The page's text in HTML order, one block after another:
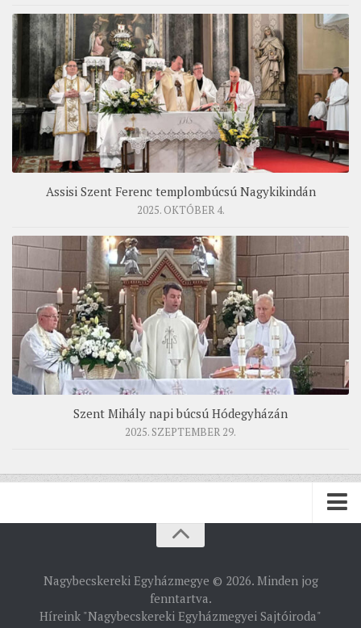
Assisi Szent Ferenc templombúcsú Nagykikindán
2025. OKTÓBER 4.
Szent Mihály napi búcsú Hódegyházán
2025. SZEPTEMBER 29.
TÖRTÉNELEM
Nagybecskereki Egyházmegye © 2026. Minden jog
fenntartva.
Híreink "Nagybecskereki Egyházmegyei Sajtóiroda"